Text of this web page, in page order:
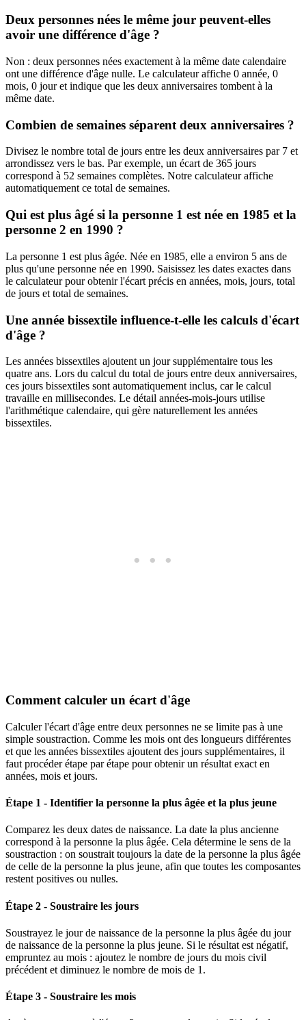
Deux personnes nées le même jour peuvent-elles
avoir une différence d'âge ?
Non : deux personnes nées exactement à la même date calendaire
ont une différence d'âge nulle. Le calculateur affiche 0 année, 0
mois, 0 jour et indique que les deux anniversaires tombent à la
même date.
Combien de semaines séparent deux anniversaires ?
Divisez le nombre total de jours entre les deux anniversaires par 7 et
arrondissez vers le bas. Par exemple, un écart de 365 jours
correspond à 52 semaines complètes. Notre calculateur affiche
automatiquement ce total de semaines.
Qui est plus âgé si la personne 1 est née en 1985 et la
personne 2 en 1990 ?
La personne 1 est plus âgée. Née en 1985, elle a environ 5 ans de
plus qu'une personne née en 1990. Saisissez les dates exactes dans
le calculateur pour obtenir l'écart précis en années, mois, jours, total
de jours et total de semaines.
Une année bissextile influence-t-elle les calculs d'écart
d'âge ?
Les années bissextiles ajoutent un jour supplémentaire tous les
quatre ans. Lors du calcul du total de jours entre deux anniversaires,
ces jours bissextiles sont automatiquement inclus, car le calcul
travaille en millisecondes. Le détail années-mois-jours utilise
l'arithmétique calendaire, qui gère naturellement les années
bissextiles.
Comment calculer un écart d'âge
Calculer l'écart d'âge entre deux personnes ne se limite pas à une
simple soustraction. Comme les mois ont des longueurs différentes
et que les années bissextiles ajoutent des jours supplémentaires, il
faut procéder étape par étape pour obtenir un résultat exact en
années, mois et jours.
Étape 1 - Identifier la personne la plus âgée et la plus jeune
Comparez les deux dates de naissance. La date la plus ancienne
correspond à la personne la plus âgée. Cela détermine le sens de la
soustraction : on soustrait toujours la date de la personne la plus âgée
de celle de la personne la plus jeune, afin que toutes les composantes
restent positives ou nulles.
Étape 2 - Soustraire les jours
Soustrayez le jour de naissance de la personne la plus âgée du jour
de naissance de la personne la plus jeune. Si le résultat est négatif,
empruntez au mois : ajoutez le nombre de jours du mois civil
précédent et diminuez le nombre de mois de 1.
Étape 3 - Soustraire les mois